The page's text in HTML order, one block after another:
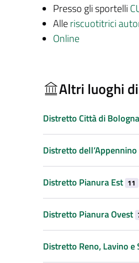
Presso gli sportelli
Alleriscuotitrici
Online
Altri luoghi
Distretto Città di Bologna
Distretto
Distretto Pianura Est 11
Distretto Pianura Ovest
Distretto Reno, Lavino e